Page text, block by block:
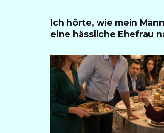
Ich hörte, wie mein
eine hässliche Ehefrau